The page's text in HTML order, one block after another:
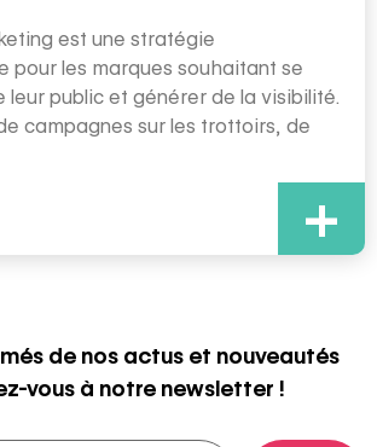
est une stratégie
pour les marques souhaitant se
leur public et générer de la visibilité.
de campagnes sur les trottoirs, de
+
de nos actus et nouveautés
vous à notre newsletter !